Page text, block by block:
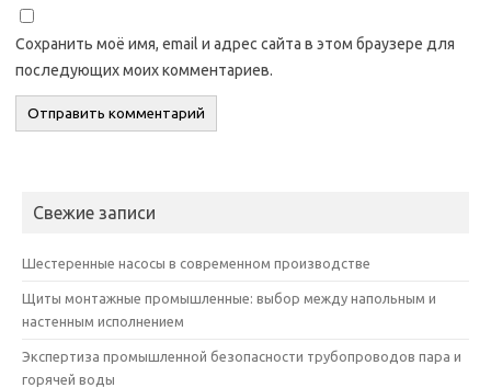
Сохранить моё имя, email и адрес сайта в этом браузере для
последующих моих комментариев.
Свежие записи
Шестеренные насосы в современном производстве
Щиты монтажные промышленные: выбор между напольным и
настенным исполнением
Экспертиза промышленной безопасности трубопроводов пара и
горячей воды